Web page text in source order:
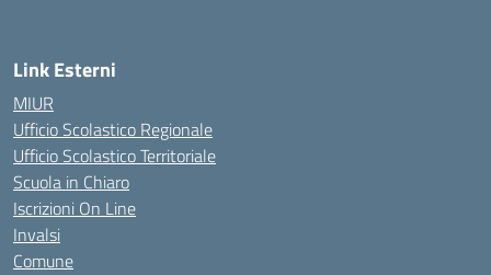
Link Esterni
MIUR
Ufficio Scolastico Regionale
Ufficio Scolastico Territoriale
Scuola in Chiaro
Iscrizioni On Line
Invalsi
Comune